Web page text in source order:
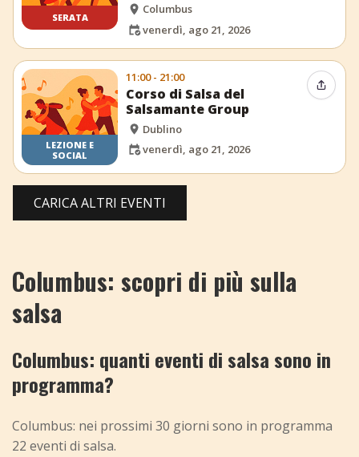
SERATA
Columbus
venerdì, ago 21, 2026
LEZIONE E
SOCIAL
11:00 - 21:00
Corso di Salsa del
Salsamante Group
Dublino
venerdì, ago 21, 2026
CARICA ALTRI EVENTI
Columbus: scopri di più sulla
salsa
Columbus: quanti eventi di salsa sono in
programma?
Columbus: nei prossimi 30 giorni sono in programma
22 eventi di salsa.